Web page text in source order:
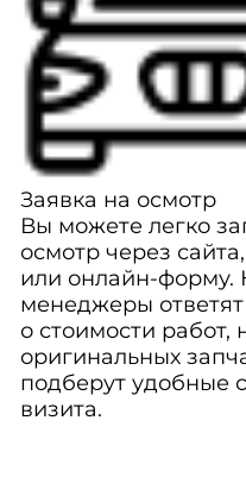
Заявка на осмотр
Вы можете легко
осмотр через
или онлайн-
менеджеры
о стоимости работ,
оригинальных
подберут удобные
визита.